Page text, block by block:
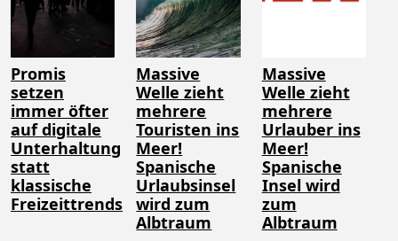
Promis
setzen
immer öfter
auf digitale
Unterhaltung
statt
klassische
Freizeittrends
Massive
Welle zieht
mehrere
Touristen ins
Meer!
Spanische
Urlaubsinsel
wird zum
Albtraum
Massive
Welle zieht
mehrere
Urlauber ins
Meer!
Spanische
Insel wird
zum
Albtraum